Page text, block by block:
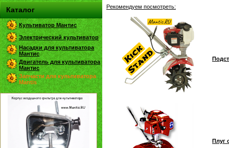
Каталог
Культиватор Мантис
Электрический культиватор
Насадки для культиватора
Мантис
Двигатель для культиватора
Мантис
Запчасти для культиватора
Mantis
Рекомендуем посмотреть:
Плуг